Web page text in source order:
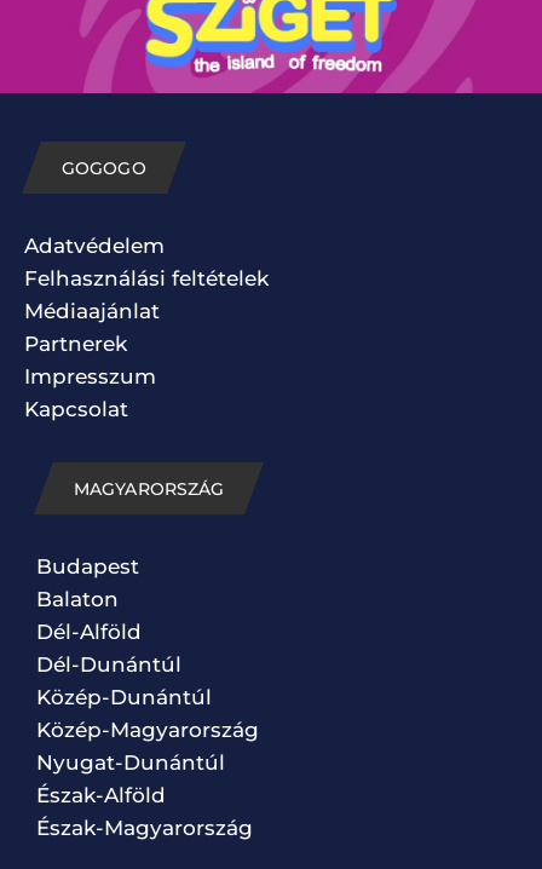
GOGOGO
Adatvédelem
Felhasználási feltételek
Médiaajánlat
Partnerek
Impresszum
Kapcsolat
MAGYARORSZÁG
Budapest
Balaton
Dél-Alföld
Dél-Dunántúl
Közép-Dunántúl
Közép-Magyarország
Nyugat-Dunántúl
Észak-Alföld
Észak-Magyarország